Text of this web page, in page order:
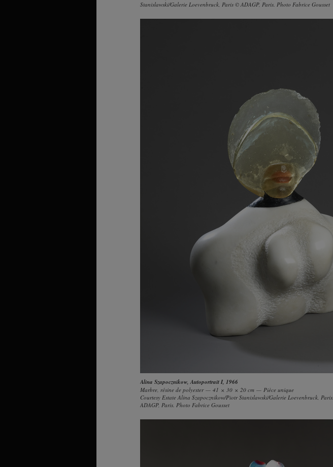
Stanislawski/Galerie Loevenbruck, Paris © ADAGP, Paris. Photo Fabrice Gousset
Alina Szapocznikow,Autoportrait I, 1966
Marbre, résine de polyester — 41 × 30 × 20 cm — Pièce unique
Courtesy Estate Alina Szapocznikow/Piotr Stanislawski/Galerie Loevenbruck,
ADAGP, Paris. Photo Fabrice Gousset